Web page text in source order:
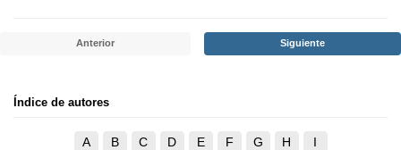
Anterior Siguiente
Índice de autores
A B C D E F G H I